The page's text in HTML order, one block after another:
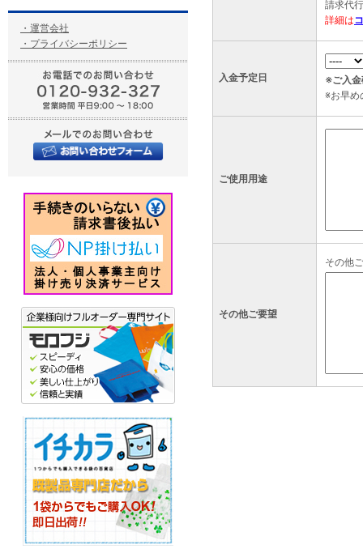
・運営会社
・プライバシーポリシー
請求代
詳細は
入金予定日
※ご入金
※お早め
ご使用用途
その他ご要望
その他